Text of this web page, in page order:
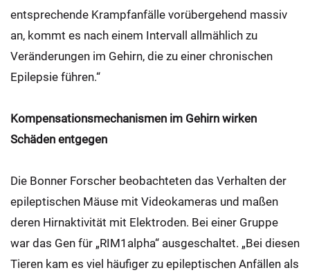
entsprechende Krampfanfälle vorübergehend massiv
an, kommt es nach einem Intervall allmählich zu
Veränderungen im Gehirn, die zu einer chronischen
Epilepsie führen.“
Kompensationsmechanismen im Gehirn wirken
Schäden entgegen
Die Bonner Forscher beobachteten das Verhalten der
epileptischen Mäuse mit Videokameras und maßen
deren Hirnaktivität mit Elektroden. Bei einer Gruppe
war das Gen für „RIM1alpha“ ausgeschaltet. „Bei diesen
Tieren kam es viel häufiger zu epileptischen Anfällen als